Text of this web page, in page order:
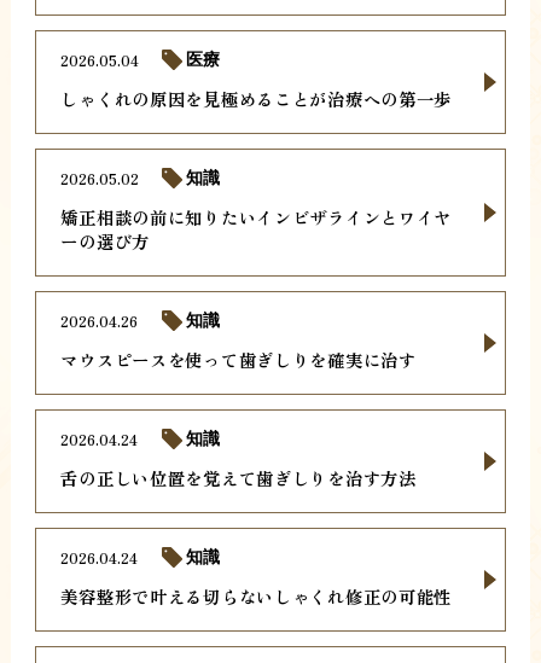
しゃくれの原因を見極めることが治療への第一歩
2026.05.04 医療
矯正相談の前に知りたいインビザラインとワイヤ
ーの選び方
2026.05.02 知識
マウスピースを使って歯ぎしりを確実に治す
2026.04.26 知識
舌の正しい位置を覚えて歯ぎしりを治す方法
2026.04.24 知識
美容整形で叶える切らないしゃくれ修正の可能性
2026.04.24 知識